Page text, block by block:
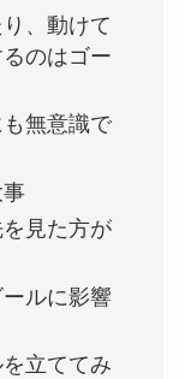
、動けて
のはゴー
無意識で
見た方が
ルに影響
立ててみ